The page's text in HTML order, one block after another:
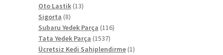
Oto Lastik 1313
Sigorta 88
ürün
Subaru Yedek Parça 116116
Tata Yedek Parça 15371537
ürün
Ücretsiz Kedi Sahiplendirme 11